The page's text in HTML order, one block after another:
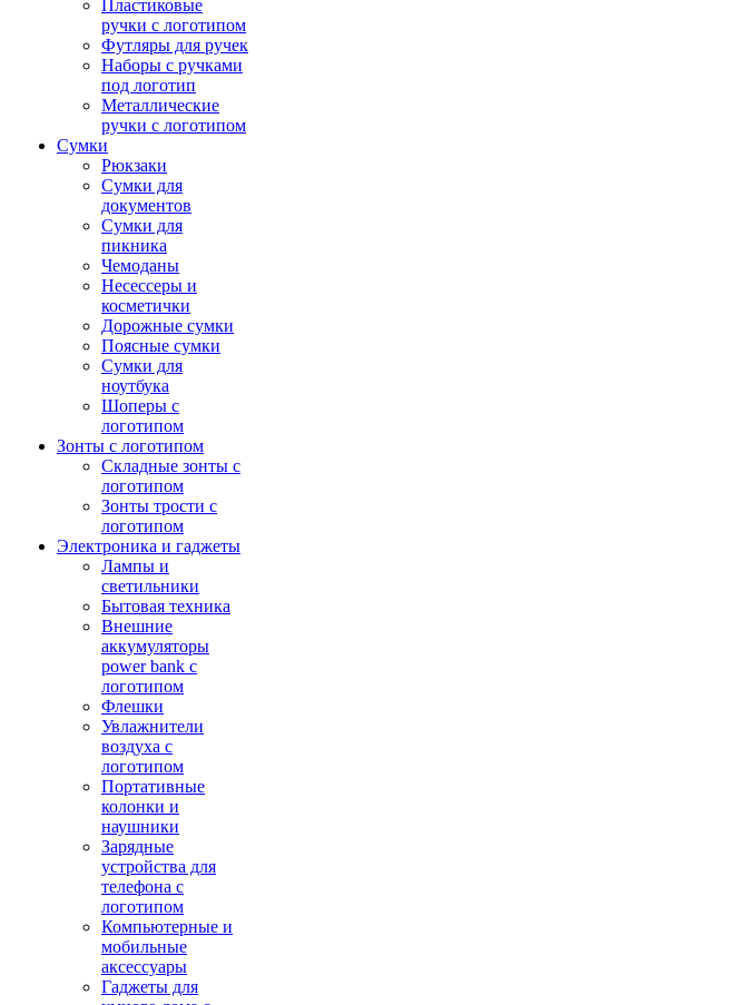
Пластиковые
ручки с логотипом
Футляры для ручек
Наборы с ручками
под логотип
Металлические
ручки с логотипом
Сумки
Рюкзаки
Сумки для
документов
Сумки для
пикника
Чемоданы
Несессеры и
косметички
Дорожные сумки
Поясные сумки
Сумки для
ноутбука
Шоперы с
логотипом
Зонты с логотипом
Складные зонты с
логотипом
Зонты трости с
логотипом
Электроника и гаджеты
Лампы и
светильники
Бытовая техника
Внешние
аккумуляторы
power bank с
логотипом
Флешки
Увлажнители
воздуха с
логотипом
Портативные
колонки и
наушники
Зарядные
устройства для
телефона с
логотипом
Компьютерные и
мобильные
аксессуары
Гаджеты для